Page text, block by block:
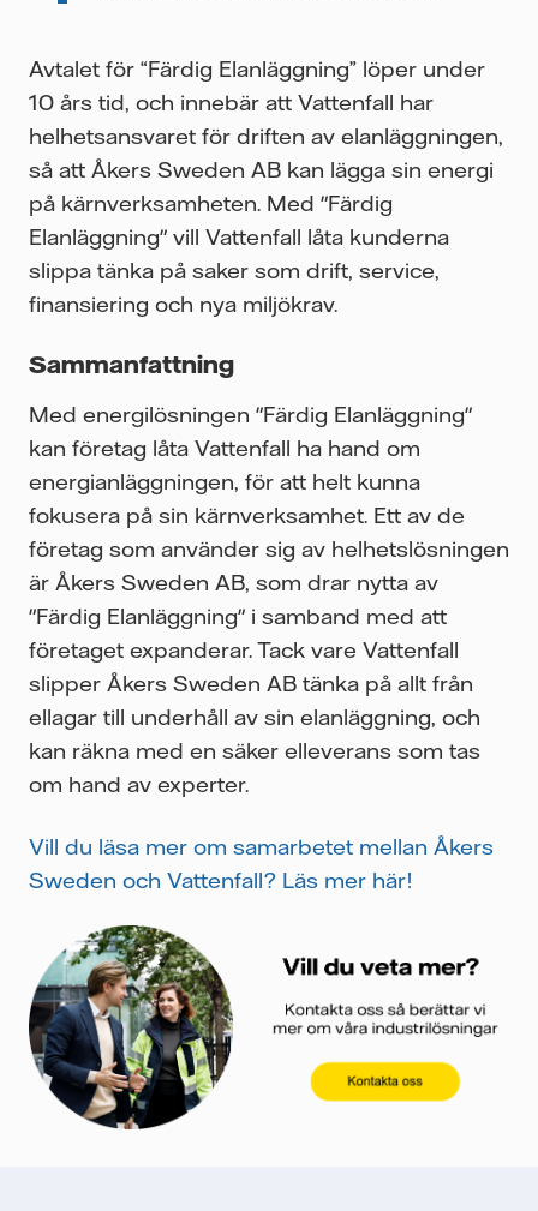
Avtalet för “Färdig Elanläggning” löper under
10 års tid, och innebär att Vattenfall har
helhetsansvaret för driften av elanläggningen,
så att Åkers Sweden AB kan lägga sin energi
på kärnverksamheten. Med "Färdig
Elanläggning" vill Vattenfall låta kunderna
slippa tänka på saker som drift, service,
finansiering och nya miljökrav.
Sammanfattning
Med energilösningen "Färdig Elanläggning"
kan företag låta Vattenfall ha hand om
energianläggningen, för att helt kunna
fokusera på sin kärnverksamhet. Ett av de
företag som använder sig av helhetslösningen
är Åkers Sweden AB, som drar nytta av
"Färdig Elanläggning" i samband med att
företaget expanderar. Tack vare Vattenfall
slipper Åkers Sweden AB tänka på allt från
ellagar till underhåll av sin elanläggning, och
kan räkna med en säker elleverans som tas
om hand av experter.
Vill du läsa mer om samarbetet mellan Åkers
Sweden och Vattenfall? Läs mer här!